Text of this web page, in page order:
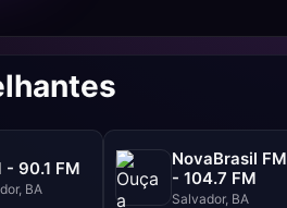
- 90.1 FM
BA
NovaBrasil FM
- 104.7 FM
Salvador, BA